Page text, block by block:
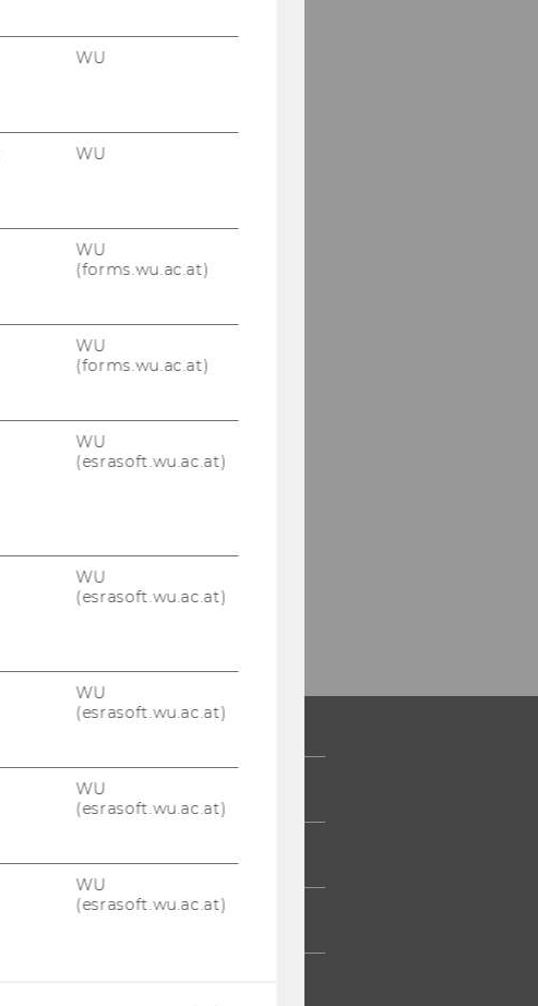
WU COMMUNITY
WU
WU
WU
(forms.wu.ac.at)
WU
(forms.wu.ac.at)
WU
(esrasoft.wu.ac.at)
WU
(esrasoft.wu.ac.at)
WU
(esrasoft.wu.ac.at)
WU
(esrasoft.wu.ac.at)
WU
(esrasoft.wu.ac.at)